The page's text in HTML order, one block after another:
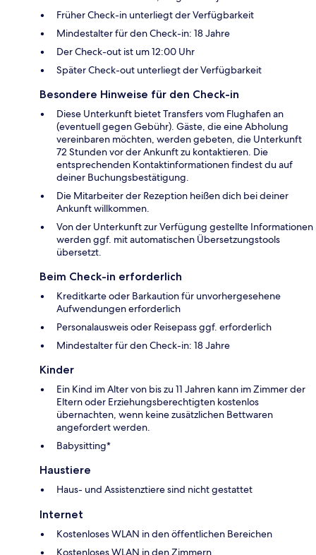
Früher Check-in unterliegt der Verfügbarkeit
Mindestalter für den Check-in: 18 Jahre
Der Check-out ist um 12:00 Uhr
Später Check-out unterliegt der Verfügbarkeit
Besondere Hinweise für den Check-in
Diese Unterkunft bietet Transfers vom Flughafen an
(eventuell gegen Gebühr). Gäste, die eine Abholung
vereinbaren möchten, werden gebeten, die Unterkunft
72 Stunden vor der Ankunft zu kontaktieren. Die
entsprechenden Kontaktinformationen findest du auf
deiner Buchungsbestätigung.
Die Mitarbeiter der Rezeption heißen dich bei deiner
Ankunft willkommen.
Von der Unterkunft zur Verfügung gestellte Informationen
werden ggf. mit automatischen Übersetzungstools
übersetzt.
Beim Check-in erforderlich
Kreditkarte oder Barkaution für unvorhergesehene
Aufwendungen erforderlich
Personalausweis oder Reisepass ggf. erforderlich
Mindestalter für den Check-in: 18 Jahre
Kinder
Ein Kind im Alter von bis zu 11 Jahren kann im Zimmer der
Eltern oder Erziehungsberechtigten kostenlos
übernachten, wenn keine zusätzlichen Bettwaren
angefordert werden.
Babysitting*
Haustiere
Haus- und Assistenztiere sind nicht gestattet
Internet
Kostenloses WLAN in den öffentlichen Bereichen
Kostenloses WLAN in den Zimmern